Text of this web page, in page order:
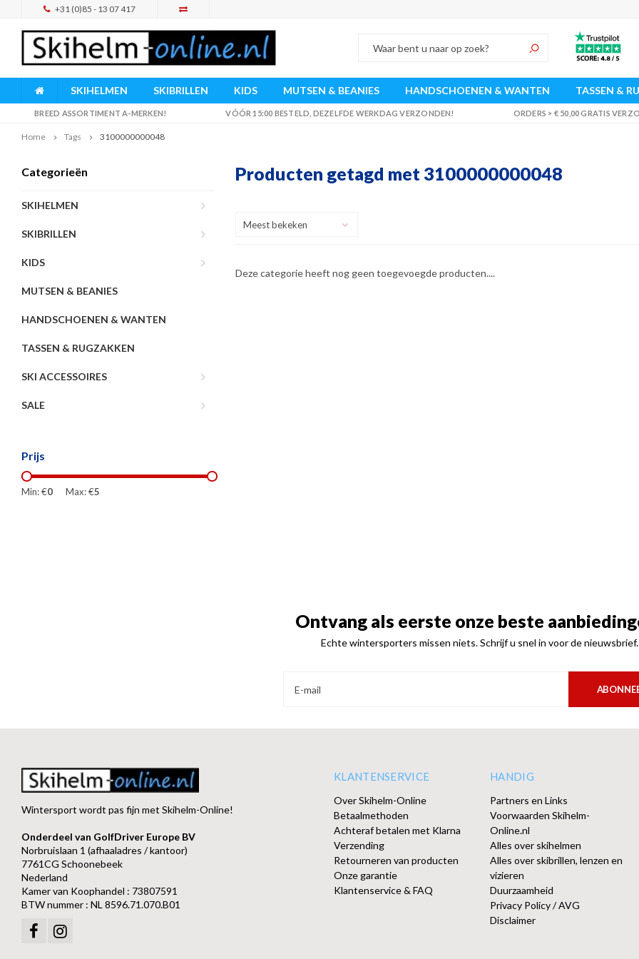
+31 (0)85 - 13 07 417
SKIHELMEN SKIBRILLEN KIDS MUTSEN & BEANIES HANDSCHOENEN & WANTEN TASSEN &
BREED ASSORTIMENT A-MERKEN! VÓÓR 15:00 BESTELD, DEZELFDE WERKDAG VERZONDEN! ORDERS > € 50,00 GRATIS
Home Tags 3100000000048
Categorieën
SKIHELMEN
SKIBRILLEN
KIDS
MUTSEN & BEANIES
HANDSCHOENEN & WANTEN
TASSEN & RUGZAKKEN
SKI ACCESSOIRES
SALE
Prijs
Min: €0 Max: €5
Producten getagd met 3100000000048
Meest bekeken
Deze categorie heeft nog geen toegevoegde producten....
Ontvang als eerste onze beste
Echte wintersporters missen niets. Schrijf u snel in voor de nieuwsbrief.
Wintersport wordt pas fijn met Skihelm-Online!
Onderdeel van GolfDriver Europe BV
Norbruislaan 1 (afhaaladres / kantoor)
7761CG Schoonebeek
Nederland
Kamer van Koophandel : 73807591
BTW nummer : NL 8596.71.070.B01
KLANTENSERVICE
Over Skihelm-Online
Betaalmethoden
Achteraf betalen met Klarna
Verzending
Retourneren van producten
Onze garantie
Klantenservice & FAQ
HANDIG
Partners en Links
Voorwaarden Skihelm-
Online.nl
Alles over skihelmen
Alles over skibrillen, lenzen en
vizieren
Duurzaamheid
Privacy Policy / AVG
Disclaimer